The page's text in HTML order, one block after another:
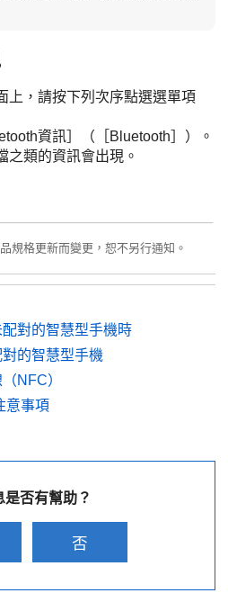
上，請按下列次序點選選單項
資訊］（［Bluetooth］）。
之類的資訊會出現。
規格更新而變更，恕不另行通知。
對的智慧型手機時
的智慧型手機
NFC）
意事項
是否有幫助？
否